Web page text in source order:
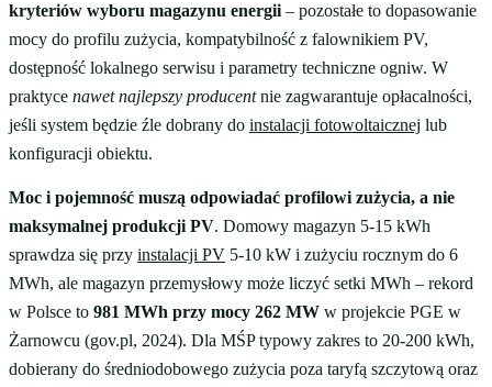
kryteriów wyboru magazynu energii – pozostałe to dopasowanie
mocy do profilu zużycia, kompatybilność z falownikiem PV,
dostępność lokalnego serwisu i parametry techniczne ogniw. W
praktyce nawet najlepszy producentnie zagwarantuje opłacalności,
jeśli system będzie źle dobrany do instalacji fotowoltaicznej lub
konfiguracji obiektu.
Moc i pojemność muszą odpowiadać profilowi zużycia, a nie
maksymalnej produkcji PV. Domowy magazyn 5-15 kWh
sprawdza się przy instalacji PV 5-10 kW i zużyciu rocznym do 6
MWh, ale magazyn przemysłowy może liczyć setki MWh – rekord
w Polsce to 981 MWh przy mocy 262 MW w projekcie PGE w
Żarnowcu (gov.pl, 2024). Dla MŚP typowy zakres to 20-200 kWh,
dobierany do średniodobowego zużycia poza taryfą szczytową oraz